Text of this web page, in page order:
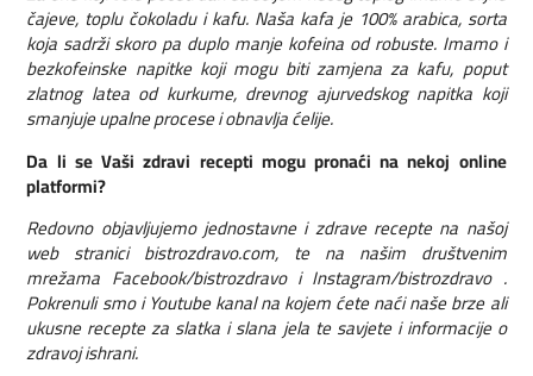
čajeve, toplu čokoladu i kafu. Naša kafa je 100% arabica, sorta
koja sadrži skoro pa duplo manje kofeina od robuste. Imamo i
bezkofeinske napitke koji mogu biti zamjena za kafu, poput
zlatnog latea od kurkume, drevnog ajurvedskog napitka koji
smanjuje upalne procese i obnavlja ćelije.
Da li se Vaši zdravi recepti mogu pronaći na nekoj online
platformi?
Redovno objavljujemo jednostavne i zdrave recepte na našoj
web stranici bistrozdravo.com, te na našim društvenim
mrežama Facebook/bistrozdravo i Instagram/bistrozdravo .
Pokrenuli smo i Youtube kanal na kojem ćete naći naše brze ali
ukusne recepte za slatka i slana jela te savjete i informacije o
zdravoj ishrani.